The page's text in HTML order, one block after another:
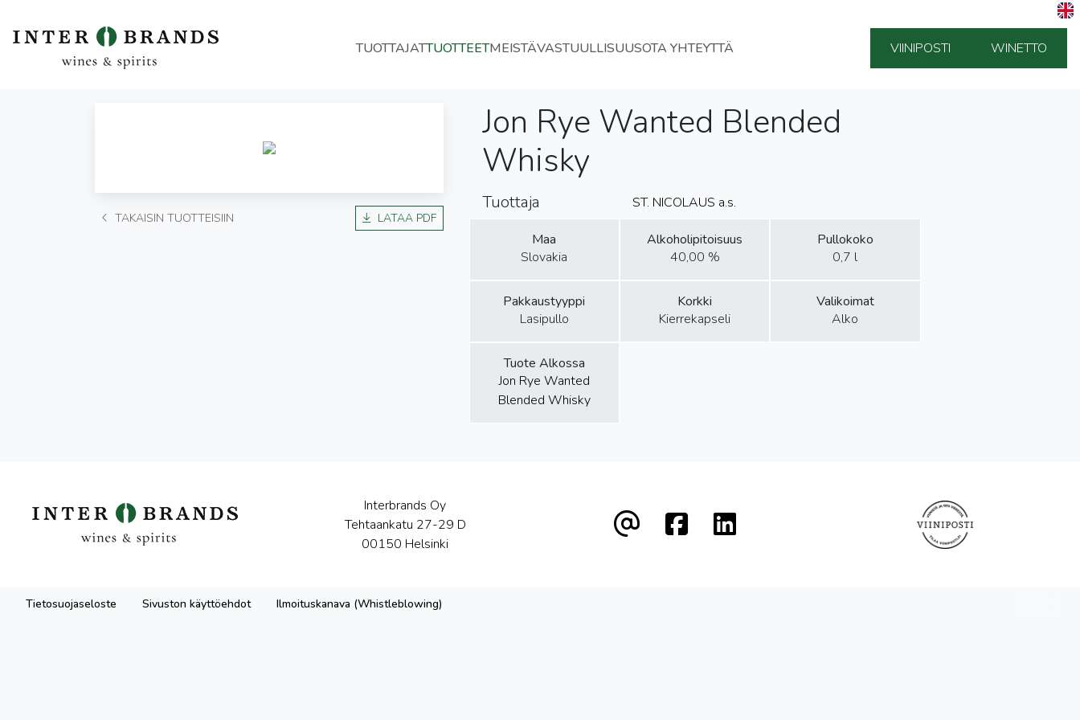
TUOTTAJATTUOTTEETMEISTÄVASTUULLISUUSOTA YHTEYTTÄ VIINIPOSTI WINETTO
TAKAISIN TUOTTEISIIN LATAA PDF
Jon Rye Wanted Blended
Whisky
Tuottaja ST. NICOLAUS a.s.
Maa
Slovakia
Alkoholipitoisuus
40,00 %
Pullokoko
0,7 l
Pakkaustyyppi
Lasipullo
Korkki
Kierrekapseli
Valikoimat
Alko
Tuote Alkossa
Jon Rye Wanted
Blended Whisky
Interbrands Oy
Tehtaankatu 27-29 D
00150 Helsinki
Tietosuojaseloste Sivuston käyttöehdot Ilmoituskanava (Whistleblowing)